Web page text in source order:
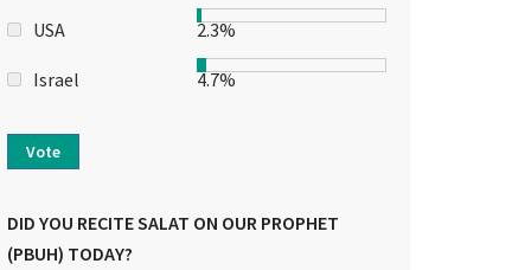
USA 2.3%
Israel 4.7%
Vote
DID YOU RECITE SALAT ON OUR PROPHET
(PBUH) TODAY?